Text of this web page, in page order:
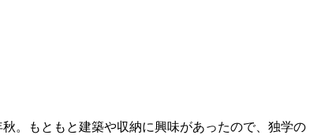
。もともと建築や収納に興味があったので、独学の